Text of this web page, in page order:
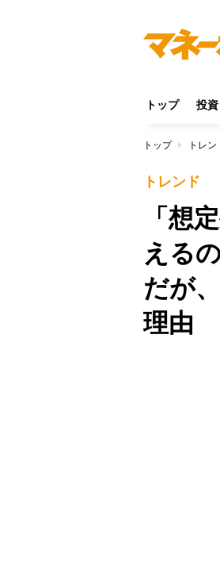
トップ 投資
トップ トレン
トレンド
「想
える
だが
理由